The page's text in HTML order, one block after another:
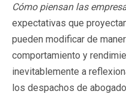
Cómo piensan las
expectativas que
pueden modificar de
comportamiento y
inevitablemente a
los despachos de